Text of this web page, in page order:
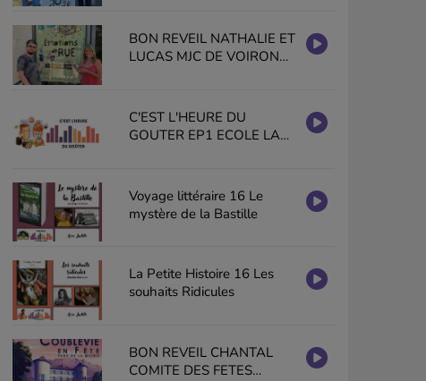
BON REVEIL NATHALIE ET
LUCAS MJC DE VOIRON
C'EST L'HEURE DU
GOUTER EP1 ECOLE LA
Voyage littéraire 16 Le
mystère de la Bastille
La Petite Histoire 16 Les
souhaits Ridicules
BON REVEIL CHANTAL
COMITE DES FETES